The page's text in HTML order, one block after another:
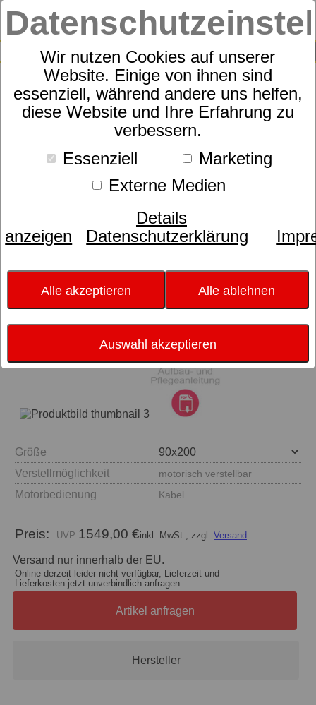
Wir nutzen Cookies auf unserer
Website. Einige von ihnen sind
essenziell, während andere uns helfen,
diese Website und Ihre Erfahrung zu
verbessern.
Essenziell
Marketing
Externe Medien
Details
anzeigen
Datenschutzerklärung
Alle akzeptieren Alle ablehnen
Auswahl akzeptieren
SUCHE
0
Motorrahmen
dormabell Vita M3
Größe
Verstellmöglichkeit
motorisch verstellbar
Motorbedienung Kabel
Preis: 1549,00 €inkl. MwSt., zzgl. Versand
Versand nur innerhalb der EU.
Online derzeit leider nicht verfügbar, Lieferzeit und
Lieferkosten jetzt unverbindlich anfragen.
Artikel anfragen
Hersteller